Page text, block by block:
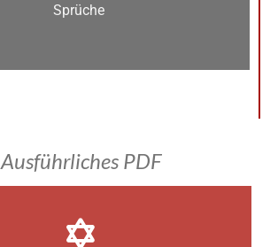
Sprüche
Ausführliches PDF